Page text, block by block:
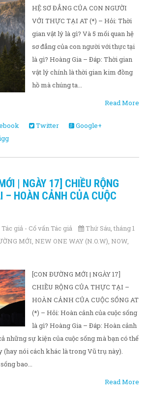
HỆ SƠ ĐẲNG CỦA CON NGƯỜI
VỚI THỰC TẠI AT (*) – Hỏi: Thời
gian vật lý là gì? Và 5 mối quan hệ
sơ đẳng của con người với thực tại
là gì? Hoàng Gia – Đáp: Thời gian
vật lý chính là thời gian kim đồng
hồ mà chúng ta...
Read More
Twitter
Google+
| NGÀY 17] CHIỀU RỘNG
– HOÀN CẢNH CỦA CUỘC
giả - Cố vấn Tác giả
Thứ Sáu, tháng 1
MỚI, NEW ONE WAY (N.O.W), NOW,
[CON ĐƯỜNG MỚI | NGÀY 17]
CHIỀU RỘNG CỦA THỰC TẠI –
HOÀN CẢNH CỦA CUỘC SỐNG AT
(*) – Hỏi: Hoàn cảnh của cuộc sống
là gì? Hoàng Gia – Đáp: Hoàn cảnh
những sự kiện của cuộc sống mà bạn có thể
(hay nói cách khác là trong Vũ trụ này).
bao...
Read More